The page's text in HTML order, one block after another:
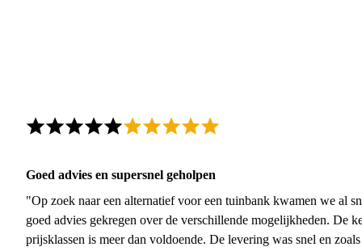
Goed advies en supersnel geholpen
"Op zoek naar een alternatief voor een tuinbank kwamen we al
goed advies gekregen over de verschillende mogelijkheden. De
prijsklassen is meer dan voldoende. De levering was snel en